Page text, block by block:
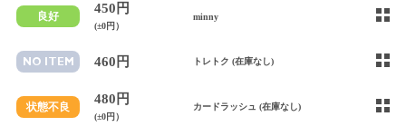
良好
450円
(±0円）
minny
NO ITEM 460円 トレトク (在庫なし)
状態不良
480円
(±0円）
カードラッシュ (在庫なし)